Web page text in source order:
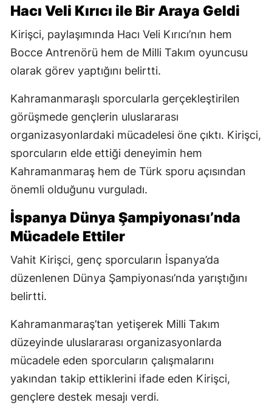
Hacı Veli Kırıcı ile Bir Araya Geldi
Kirişci, paylaşımında Hacı Veli Kırıcı’nın hem
Bocce Antrenörü hem de Milli Takım oyuncusu
olarak görev yaptığını belirtti.
Kahramanmaraşlı sporcularla gerçekleştirilen
görüşmede gençlerin uluslararası
organizasyonlardaki mücadelesi öne çıktı. Kirişci,
sporcuların elde ettiği deneyimin hem
Kahramanmaraş hem de Türk sporu açısından
önemli olduğunu vurguladı.
İspanya Dünya Şampiyonası’nda
Mücadele Ettiler
Vahit Kirişci, genç sporcuların İspanya’da
düzenlenen Dünya Şampiyonası’nda yarıştığını
belirtti.
Kahramanmaraş’tan yetişerek Milli Takım
düzeyinde uluslararası organizasyonlarda
mücadele eden sporcuların çalışmalarını
yakından takip ettiklerini ifade eden Kirişci,
gençlere destek mesajı verdi.